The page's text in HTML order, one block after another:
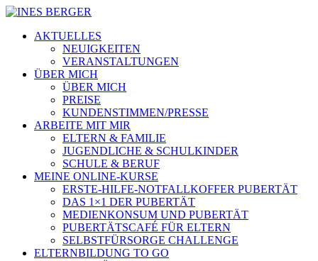
AKTUELLES
NEUIGKEITEN
VERANSTALTUNGEN
ÜBER MICH
ÜBER MICH
PREISE
KUNDENSTIMMEN/PRESSE
ARBEITE MIT MIR
ELTERN & FAMILIE
JUGENDLICHE & SCHULKINDER
SCHULE & BERUF
MEINE ONLINE-KURSE
ERSTE-HILFE-NOTFALLKOFFER PUBERTÄT
DAS 1×1 DER PUBERTÄT
MEDIENKONSUM UND PUBERTÄT
PUBERTÄTSCAFÉ FÜR ELTERN
SELBSTFÜRSORGE CHALLENGE
ELTERNBILDUNG TO GO